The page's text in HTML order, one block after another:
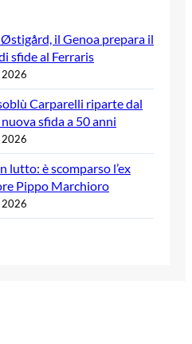
il Genoa prepara il
sfide al Ferraris
2026
Carparelli riparte dal
sfida a 50 anni
2026
lutto: è scomparso l’ex
Pippo Marchioro
2026